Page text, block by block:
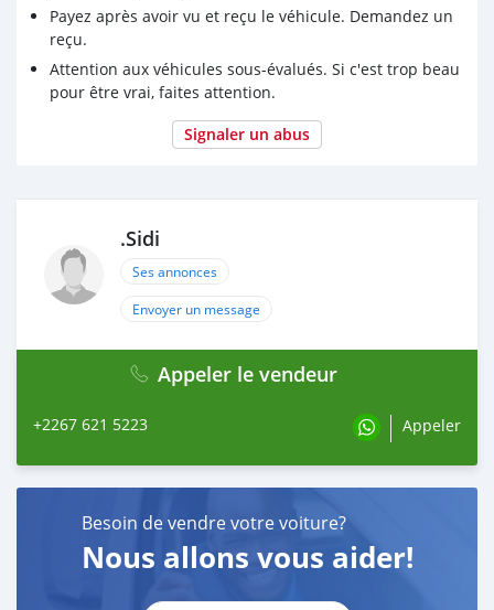
Payez après avoir vu et reçu le véhicule. Demandez un
reçu.
Attention aux véhicules sous-évalués. Si c'est trop beau
pour être vrai, faites attention.
Signaler un abus
.Sidi
Ses annonces
Envoyer un message
Appeler le vendeur
+2267 621 5223 Appeler
Besoin de vendre votre voiture?
Nous allons vous aider!